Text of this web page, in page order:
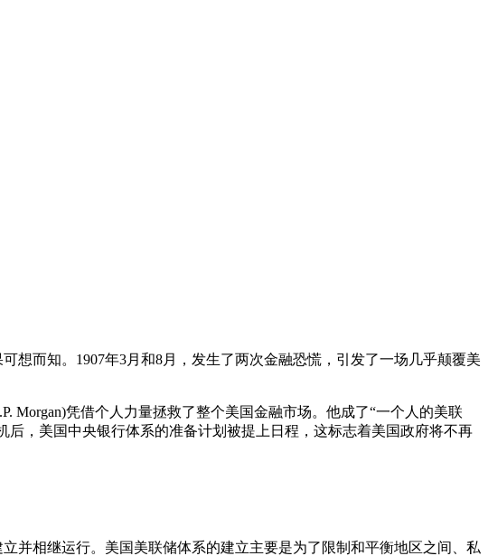
想而知。1907年3月和8月，发生了两次金融恐慌，引发了一场几乎颠覆美
Morgan)凭借个人力量拯救了整个美国金融市场。他成了“一个人的美联
，美国中央银行体系的准备计划被提上日程，这标志着美国政府将不再
并相继运行。美国美联储体系的建立主要是为了限制和平衡地区之间、私